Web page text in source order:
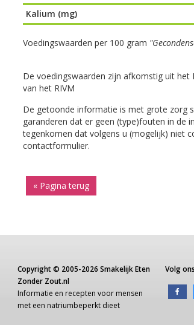
Kalium (mg)
Voedingswaarden per 100 gram
De voedingswaarden zijn afkomstig uit het
van het RIVM
De getoonde informatie is met grote zorg
garanderen dat er geen (type)fouten in de
tegenkomen dat volgens u (mogelijk) niet
contactformulier.
« Pagina terug
Copyright © 2005-2026 Smakelijk Eten
Zonder Zout.nl
Informatie en recepten voor mensen
met een natriumbeperkt dieet
Volg